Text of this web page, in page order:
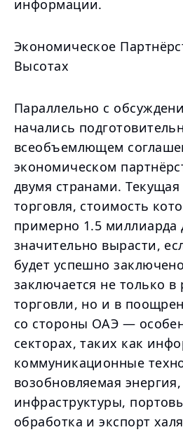
информации.
Экономическое
Высотах
Параллельно с
начались
всеобъемлющем
экономическом
двумя странами. Текущая
торговля, стоимость
примерно 1.5 миллиарда
значительно вырасти,
будет успешно
заключается не только
торговли, но и в
со стороны ОАЭ —
секторах, таких как
коммуникационные
возобновляемая
инфраструктуры,
обработка и экспорт